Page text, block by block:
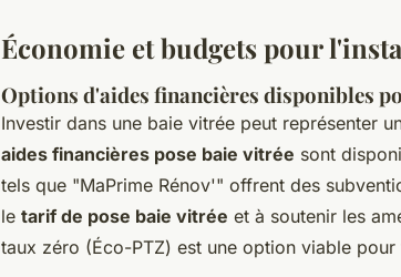
Économie et budgets pour
Options d'aides financières disponibles
Investir dans une baie vitrée peut représenter
aides financières pose baie vitrée sont
tels que "MaPrime Rénov'" offrent des
le tarif de pose baie vitrée et à soutenir les
taux zéro (Éco-PTZ) est une option viable